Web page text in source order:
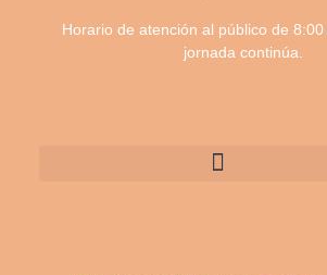
Horario de atención al público de 8:00
jornada continúa.